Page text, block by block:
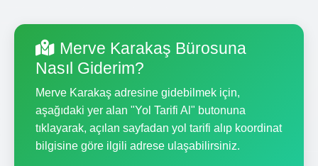
Merve Karakaş Bürosuna
Nasıl Giderim?
Merve Karakaş adresine gidebilmek için,
aşağıdaki yer alan "Yol Tarifi Al" butonuna
tıklayarak, açılan sayfadan yol tarifi alıp koordinat
bilgisine göre ilgili adrese ulaşabilirsiniz.